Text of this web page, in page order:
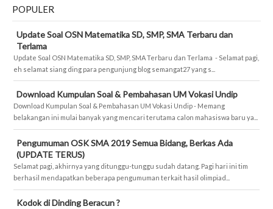
POPULER
Update Soal OSN Matematika SD, SMP, SMA Terbaru dan
Terlama
Update Soal OSN Matematika SD, SMP, SMA Terbaru dan Terlama - Selamat pagi,
eh selamat siang ding para pengunjung blog semangat27 yang s...
Download Kumpulan Soal & Pembahasan UM Vokasi Undip
Download Kumpulan Soal & Pembahasan UM Vokasi Undip - Memang
belakangan ini mulai banyak yang mencari terutama calon mahasiswa baru ya...
Pengumuman OSK SMA 2019 Semua Bidang, Berkas Ada
(UPDATE TERUS)
Selamat pagi, akhirnya yang ditunggu-tunggu sudah datang. Pagi hari ini tim
berhasil mendapatkan beberapa pengumuman terkait hasil olimpiad...
Kodok di Dinding Beracun ?